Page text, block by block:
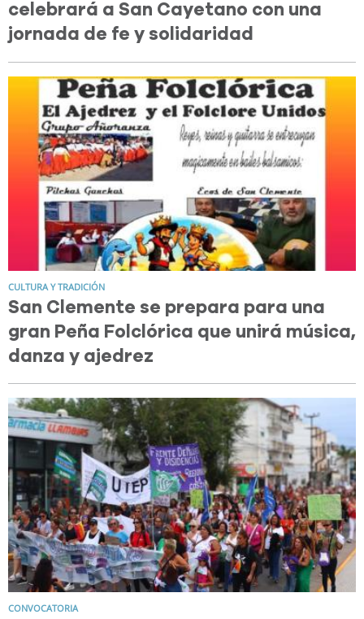
celebrará a San Cayetano con una
jornada de fe y solidaridad
CULTURA Y TRADICIÓN
San Clemente se prepara para una
gran Peña Folclórica que unirá música,
danza y ajedrez
CONVOCATORIA